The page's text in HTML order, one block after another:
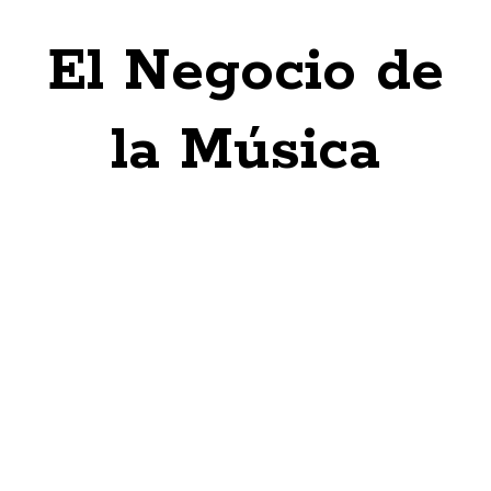
El Negocio de
la Música